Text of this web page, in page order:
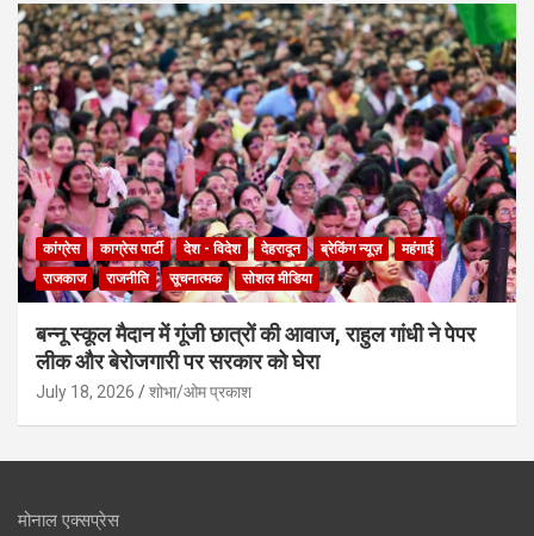
कांग्रेस काग्रेस पार्टी देश - विदेश देहरादून ब्रेकिंग न्यूज़
महंगाई
राजकाज
राजनीति सूचनात्मक सोशल मीडिया
बन्नू स्कूल मैदान में गूंजी छात्रों की आवाज, राहुल गांधी ने पेपर
लीक और बेरोजगारी पर सरकार को घेरा
July 18, 2026 शोभा/ओम प्रकाश
मोनाल एक्सप्रेस